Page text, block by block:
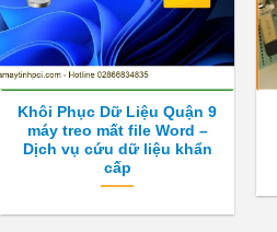
Khôi Phục Dữ Liệu Quận 9
máy treo mất file Word –
Dịch vụ cứu dữ liệu khẩn
cấp